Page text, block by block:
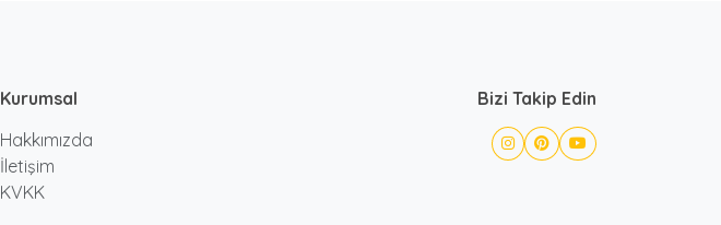
Kurumsal
Hakkımızda
İletişim
KVKK
Bizi Takip Edin